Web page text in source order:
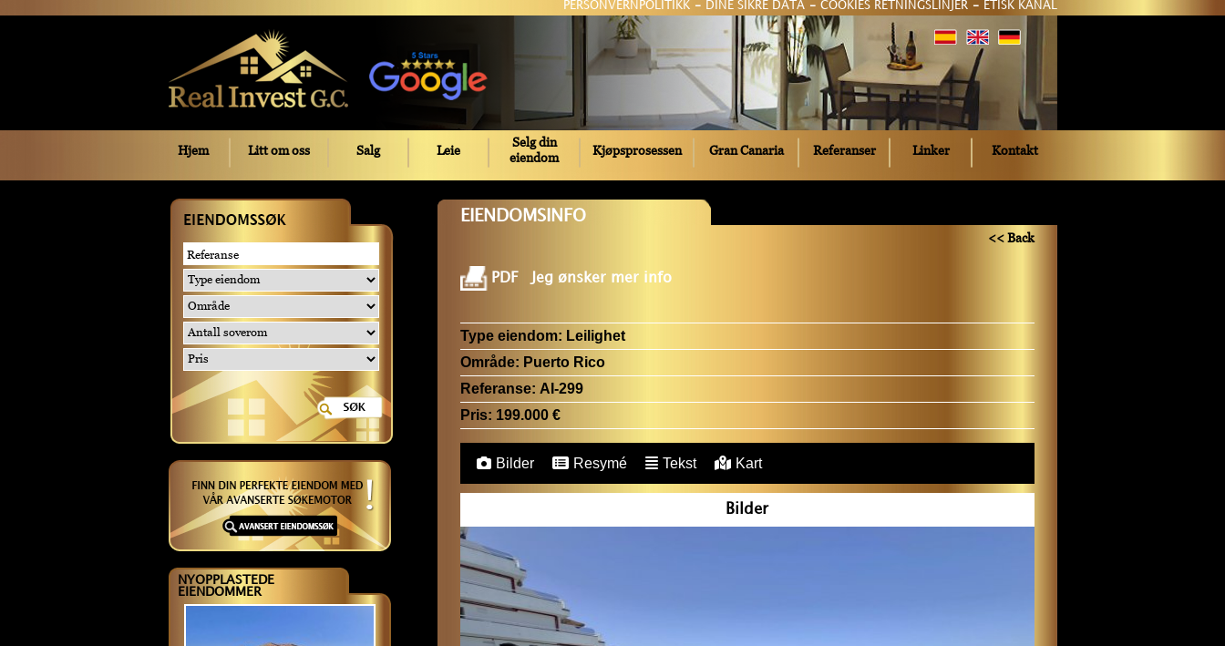
PERSONVERNPOLITIKK - DINE SIKRE DATA - COOKIES RETNINGSLINJER - ETISK KANAL
Hjem Litt om oss Salg Leie Selg din
eiendom Kjøpsprosessen Gran Canaria Referanser Linker Kontakt
NYOPPLASTEDE
EIENDOMMER
EIENDOMSINFO
<< Back
PDF Jeg ønsker mer info
Type eiendom: Leilighet
Område: Puerto Rico
Referanse: AI-299
Pris: 199.000 €
Bilder Resymé Tekst Kart
Bilder